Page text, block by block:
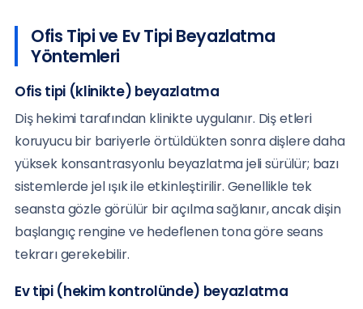
Ofis Tipi ve Ev Tipi Beyazlatma
Yöntemleri
Ofis tipi (klinikte) beyazlatma
Diş hekimi tarafından klinikte uygulanır. Diş etleri
koruyucu bir bariyerle örtüldükten sonra dişlere daha
yüksek konsantrasyonlu beyazlatma jeli sürülür; bazı
sistemlerde jel ışık ile etkinleştirilir. Genellikle tek
seansta gözle görülür bir açılma sağlanır, ancak dişin
başlangıç rengine ve hedeflenen tona göre seans
tekrarı gerekebilir.
Ev tipi (hekim kontrolünde) beyazlatma